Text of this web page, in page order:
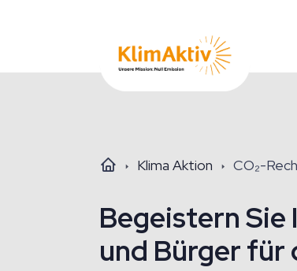
Klima Aktion CO₂-
Begeistern Sie
und Bürger für